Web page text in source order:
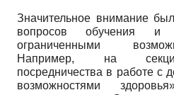
Значительное внимание
вопросов обучения
ограниченными
Например, на
посредничества в работе с
возможностями